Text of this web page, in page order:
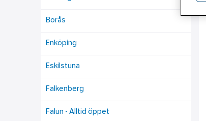
Borås
Enköping
Eskilstuna
Falkenberg
Falun - Alltid öppet